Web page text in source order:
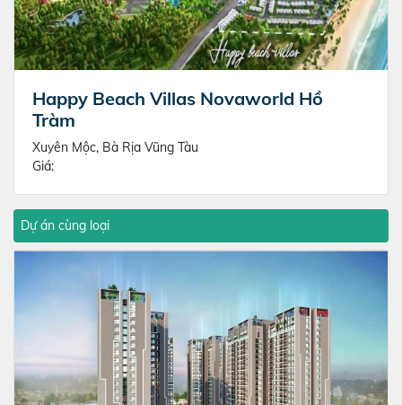
Happy Beach Villas Novaworld Hồ
Tràm
Xuyên Mộc, Bà Rịa Vũng Tàu
Giá:
Dự án cùng loại